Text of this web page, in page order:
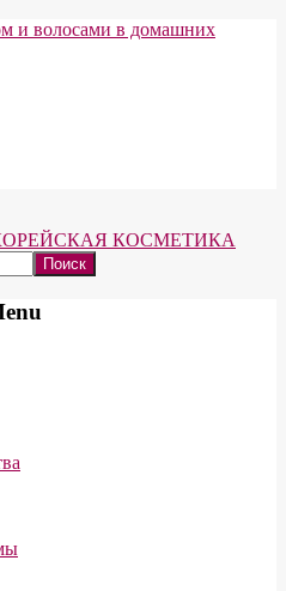
и волосами в домашних